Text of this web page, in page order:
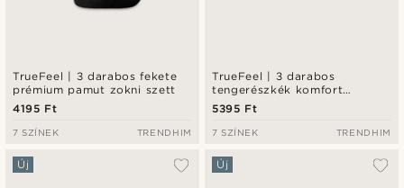
TrueFeel | 3 darabos fekete
prémium pamut zokni szett
4195 Ft
7 SZÍNEK TRENDHIM
TrueFeel | 3 darabos
tengerészkék komfort
bambusz bokazokni szett
5395 Ft
7 SZÍNEK TRENDHIM
Új Új